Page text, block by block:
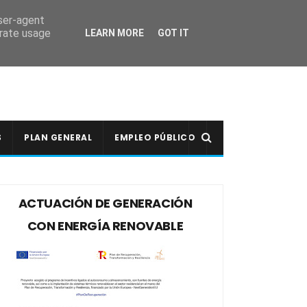
PLAN GENERAL EMPLEO PÚBLICO
ACTUACIÓN DE GENERACIÓN
CON ENERGÍA RENOVABLE
agent
usage
LEARN MORE GOT IT